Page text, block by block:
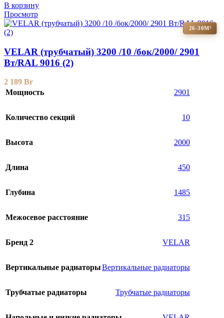
В корзину
Просмотр
26-30М²
VELAR (трубчатый) 3200 /10 /бок/2000/ 2901
Bт/RAL 9016 (2)
2 189 Br
Мощность
2901
Количество секций 10
Высота 2000
Длина 450
Глубина 1485
Межосевое расстояние 315
Бренд 2 VELAR
Вертикальные радиаторыВертикальные радиаторы
Трубчатые радиаторы Трубчатые радиаторы